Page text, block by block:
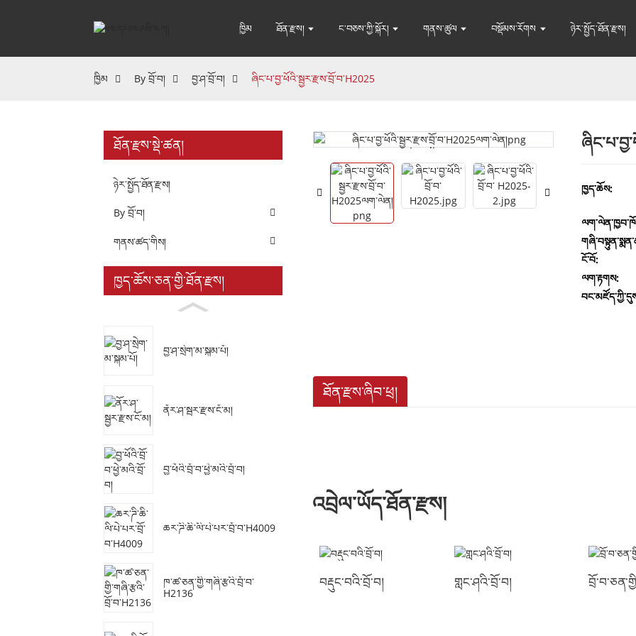
ཁྱིམ ཐོན་རྫས། ང་བཅས་ཀྱི་སྐོར། གནས་ཚུལ བསྡོམས་རོགས ཉེར་སྤྱོད་ཐོན་རྫས།
ཁྱིམ By བྲོ་བ། བྱ་ཤ་བྲོ་བ། ཞིང་པ་བྱ་ཕོའི་སྦྱར་རྫས་བྲོ་བ་H2025
ཐོན་རྫས་སྡེ་ཚན།
ཉེར་སྤྱོད་ཐོན་རྫས།
By བྲོ་བ།
གནས་ཚད་གིས།
ཁྱད་ཆོས་ཅན་གྱི་ཐོན་རྫས།
བྱ་ཤ་སྲེག་མ་སྐམ་པོ།
ནོར་ཤ་སྦྱར་རྫས་ངོ་མ།
བྱ་ཕོའི་བྲོ་བ་ཕྱེ་མའི་བྲོ་བ།
ཆར་ཌི་ཆི་ལི་པེ་པར་བྲོ་བ་H4009
ཁ་ཚ་ཅན་གྱི་གཞི་རྩའི་བྲོ་བ་
H2136
Loading...
Loading...
ཁྱད་ཆོས:
ངོ་བོ:
ལག༌རྟགས:
ཐོན་རྫས་ཞིབ་ཕྲ།
འབྲེལ་ཡོད་ཐོན་རྫས།
བརྡུང་བའི་བྲོ་བ། གླང་ཤའི་བྲོ་བ།